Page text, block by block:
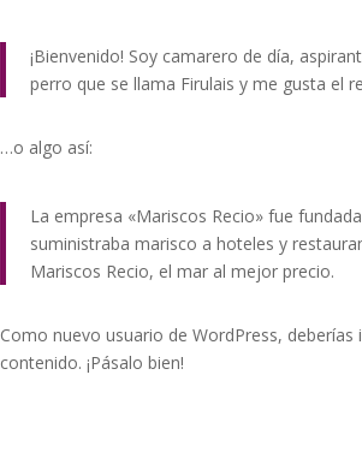
¡Bienvenido! Soy camarero de día,
perro que se llama Firulais y me gusta el
…o algo así:
La empresa «Mariscos Recio» fue
suministraba marisco a hoteles y
Mariscos Recio, el mar al mejor precio.
Como nuevo usuario de WordPress,
contenido. ¡Pásalo bien!